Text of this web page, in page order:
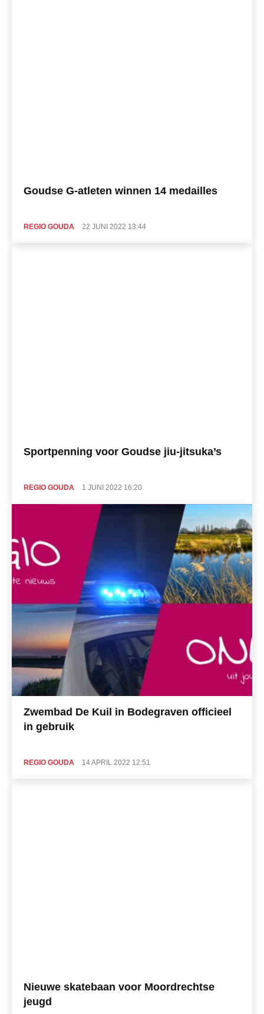
Goudse G-atleten winnen 14 medailles
REGIO GOUDA 22 JUNI 2022 13:44
Sportpenning voor Goudse jiu-jitsuka’s
REGIO GOUDA 1 JUNI 2022 16:20
Zwembad De Kuil in Bodegraven officieel
in gebruik
REGIO GOUDA 14 APRIL 2022 12:51
Nieuwe skatebaan voor Moordrechtse
jeugd